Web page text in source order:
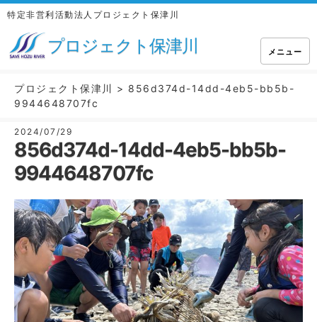
特定非営利活動法人プロジェクト保津川
プロジェクト保津川 メニュー
プロジェクト保津川 > 856d374d-14dd-4eb5-bb5b-
9944648707fc
2024/07/29
856d374d-14dd-4eb5-bb5b-
9944648707fc